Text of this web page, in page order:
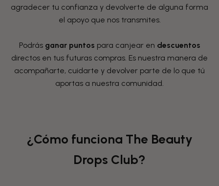
agradecer tu confianza y devolverte de alguna forma
el apoyo que nos transmites.
Podrás ganar puntos para canjear en descuentos
directos en tus futuras compras. Es nuestra manera de
acompañarte, cuidarte y devolver parte de lo que tú
aportas a nuestra comunidad.
¿Cómo funciona The Beauty
Drops Club?